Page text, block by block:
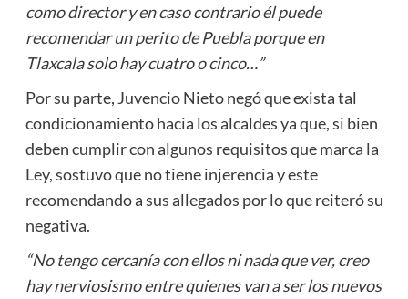
como director y en caso contrario él puede
recomendar un perito de Puebla porque en
Tlaxcala solo hay cuatro o cinco…”
Por su parte, Juvencio Nieto negó que exista tal
condicionamiento hacia los alcaldes ya que, si bien
deben cumplir con algunos requisitos que marca la
Ley, sostuvo que no tiene injerencia y este
recomendando a sus allegados por lo que reiteró su
negativa.
“No tengo cercanía con ellos ni nada que ver, creo
hay nerviosismo entre quienes van a ser los nuevos